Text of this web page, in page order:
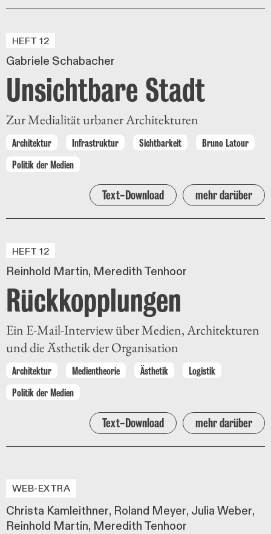
HEFT 12
Gabriele Schabacher
Unsichtbare Stadt
Zur Medialität urbaner Architekturen
Architektur Infrastruktur Sichtbarkeit
Bruno Latour
Politik der Medien
Text-Download mehr darüber
HEFT 12
Reinhold Martin Meredith Tenhoor
Rückkopplungen
Ein E-Mail-Interview über Medien, Architekturen
und die Ästhetik der Organisation
Architektur Medientheorie Ästhetik
Logistik
Politik der Medien
Text-Download mehr darüber
WEB-EXTRA
Christa Kamleithner Roland Meyer Julia Weber
Reinhold Martin Meredith Tenhoor